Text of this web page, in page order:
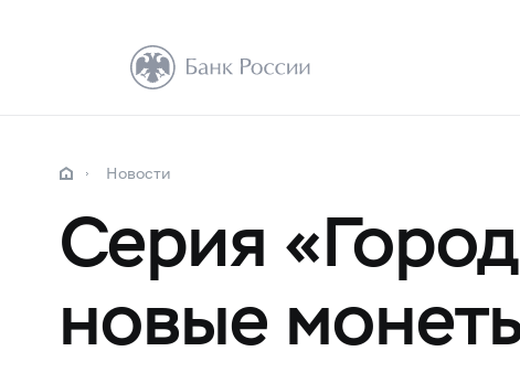
Новости
Серия
новые